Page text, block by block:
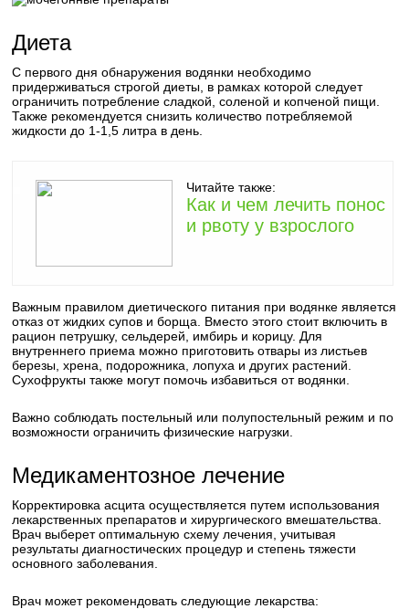
Диета
С первого дня обнаружения водянки необходимо
придерживаться строгой диеты, в рамках которой следует
ограничить потребление сладкой, соленой и копченой пищи.
Также рекомендуется снизить количество потребляемой
жидкости до 1-1,5 литра в день.
Читайте также:
Как и чем лечить понос
и рвоту у взрослого
Важным правилом диетического питания при водянке является
отказ от жидких супов и борща. Вместо этого стоит включить в
рацион петрушку, сельдерей, имбирь и корицу. Для
внутреннего приема можно приготовить отвары из листьев
березы, хрена, подорожника, лопуха и других растений.
Сухофрукты также могут помочь избавиться от водянки.
Важно соблюдать постельный или полупостельный режим и по
возможности ограничить физические нагрузки.
Медикаментозное лечение
Корректировка асцита осуществляется путем использования
лекарственных препаратов и хирургического вмешательства.
Врач выберет оптимальную схему лечения, учитывая
результаты диагностических процедур и степень тяжести
основного заболевания.
Врач может рекомендовать следующие лекарства: